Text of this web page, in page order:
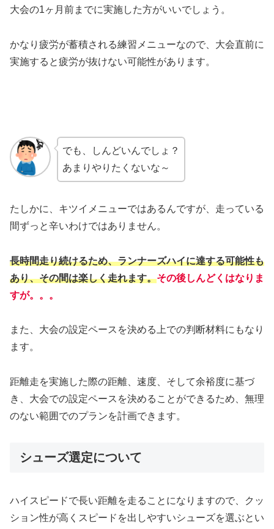
大会の1ヶ月前までに実施した方がいいでしょう。
かなり疲労が蓄積される練習メニューなので、大会直前に
実施すると疲労が抜けない可能性があります。
でも、しんどいんでしょ？
あまりやりたくないな～
たしかに、キツイメニューではあるんですが、走っている
間ずっと辛いわけではありません。
長時間走り続けるため、ランナーズハイに達する可能性も
あり、その間は楽しく走れます。その後しんどくはなりま
すが。。。
また、大会の設定ペースを決める上での判断材料にもなり
ます。
距離走を実施した際の距離、速度、そして余裕度に基づ
き、大会での設定ペースを決めることができるため、無理
のない範囲でのプランを計画できます。
シューズ選定について
ハイスピードで長い距離を走ることになりますので、クッ
ション性が高くスピードを出しやすいシューズを選ぶとい